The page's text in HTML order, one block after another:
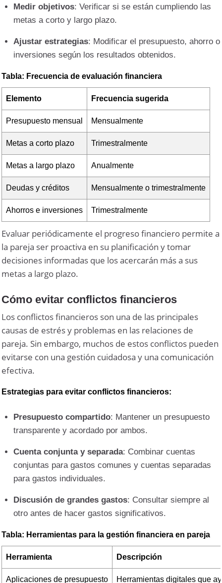
Medir objetivos: Verificar si se están cumpliendo las
metas a corto y largo plazo.
Ajustar estrategias: Modificar el presupuesto, ahorro o
inversiones según los resultados obtenidos.
Tabla: Frecuencia de evaluación financiera
Elemento Frecuencia sugerida
Presupuesto mensual Mensualmente
Metas a corto plazo Trimestralmente
Metas a largo plazo Anualmente
Deudas y créditos Mensualmente o trimestralmente
Ahorros e inversiones Trimestralmente
Evaluar periódicamente el progreso financiero permite a
la pareja ser proactiva en su planificación y tomar
decisiones informadas que los acercarán más a sus
metas a largo plazo.
Cómo evitar conflictos financieros
Los conflictos financieros son una de las principales
causas de estrés y problemas en las relaciones de
pareja. Sin embargo, muchos de estos conflictos pueden
evitarse con una gestión cuidadosa y una comunicación
efectiva.
Estrategias para evitar conflictos financieros:
Presupuesto compartido: Mantener un presupuesto
transparente y acordado por ambos.
Cuenta conjunta y separada: Combinar cuentas
conjuntas para gastos comunes y cuentas separadas
para gastos individuales.
Discusión de grandes gastos: Consultar siempre al
otro antes de hacer gastos significativos.
Tabla: Herramientas para la gestión financiera en pareja
Herramienta Descripción
Aplicaciones de presupuesto Herramientas digitales que